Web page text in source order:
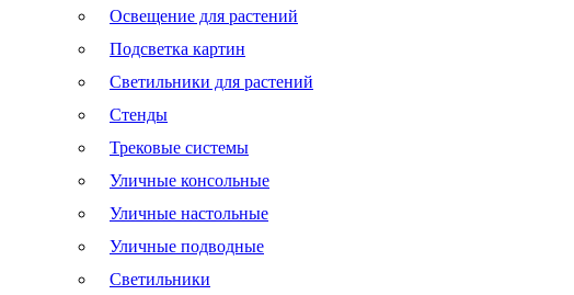
Освещение для растений
Подсветка картин
Светильники для растений
Стенды
Трековые системы
Уличные консольные
Уличные настольные
Уличные подводные
Светильники